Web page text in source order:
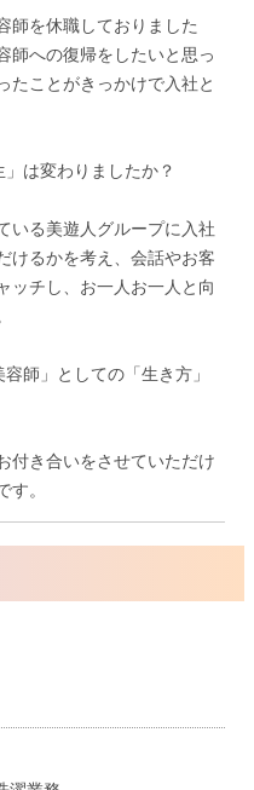
師を休職しておりました
師への復帰をしたいと思っ
たことがきっかけで入社と
は変わりましたか？
いる美遊人グループに入社
けるかを考え、会話やお客
ッチし、お一人お一人と向
師」としての「生き方」
付き合いをさせていただけ
す。